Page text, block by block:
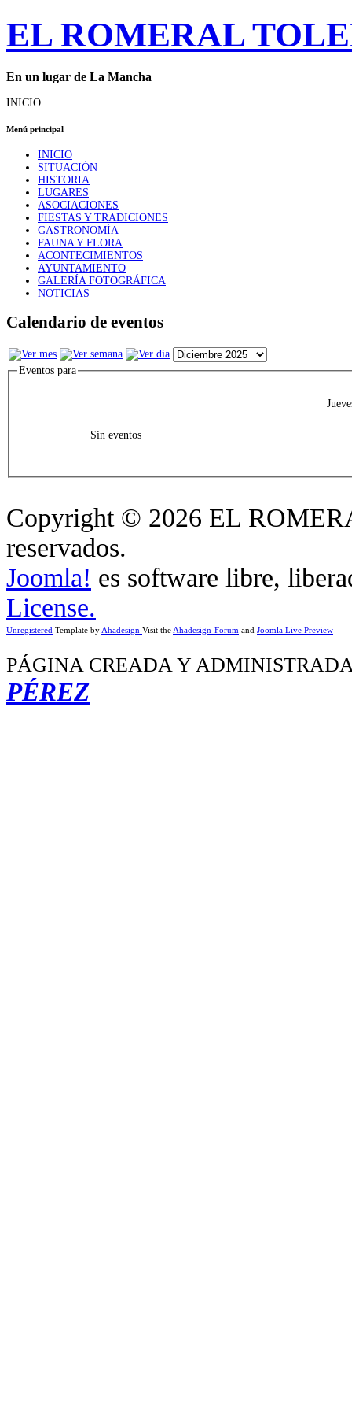
EL ROMERAL
En un lugar de La Mancha
INICIO
Menú principal
INICIO
SITUACIÓN
HISTORIA
LUGARES
ASOCIACIONES
FIESTAS Y TRADICIONES
GASTRONOMÍA
FAUNA Y FLORA
ACONTECIMIENTOS
AYUNTAMIENTO
GALERÍA FOTOGRÁFICA
NOTICIAS
Calendario de eventos
Eventos para
Sin eventos
Copyright © 2026 EL
reservados.
Joomla! es software libre,
License.
Unregistered Template by Ahadesign Visit the Ahadesign-Forum and Joomla Live Preview
PÁGINA CREADA Y
PÉREZ